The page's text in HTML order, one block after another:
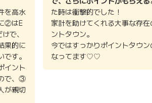
を高水
②はE
で、
果的に
す。
イント
で、③
が親切
た時は衝撃的でした！
家計を助けてくれる大事な存
ントタウン。
今ではすっかりポイントタウ
なってます♡♡